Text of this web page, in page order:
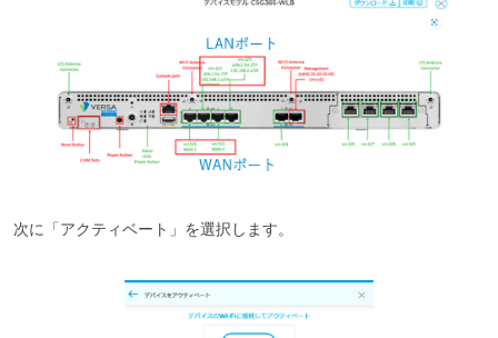
次に「アクティベート」を選択します。